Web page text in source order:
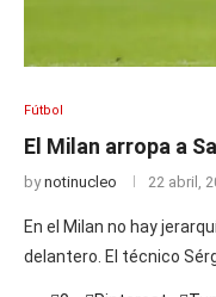
Fútbol
El Milan arropa a
bynotinucleo 22 abril,
En el Milan no hay
delantero. El técnico